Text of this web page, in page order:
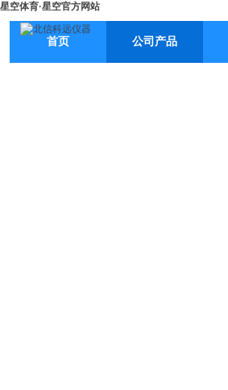
星空体育·星空官方网站
首页 公司产品